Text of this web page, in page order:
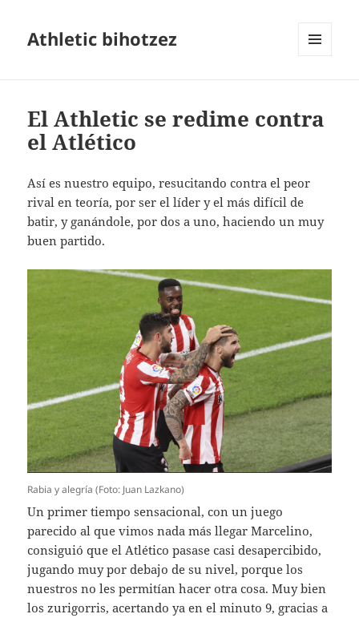
Athletic bihotzez
El Athletic se redime contra
el Atlético
Así es nuestro equipo, resucitando contra el peor
rival en teoría, por ser el líder y el más difícil de
batir, y ganándole, por dos a uno, haciendo un muy
buen partido.
Rabia y alegría (Foto: Juan Lazkano)
Un primer tiempo sensacional, con un juego
parecido al que vimos nada más llegar Marcelino,
consiguió que el Atlético pasase casi desapercibido,
jugando muy por debajo de su nivel, porque los
nuestros no les permitían hacer otra cosa. Muy bien
los zurigorris, acertando ya en el minuto 9, gracias a